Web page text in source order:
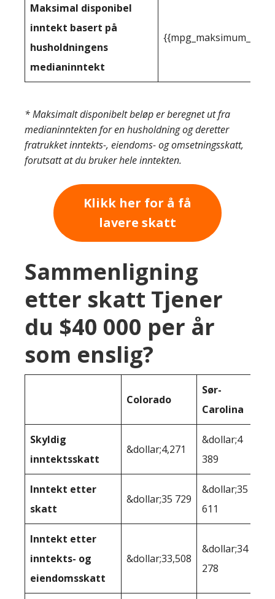
Maksimal disponibel
inntekt basert på
husholdningens
medianinntekt
* Maksimalt disponibelt beløp er beregnet ut fra
medianinntekten for en husholdning og deretter
fratrukket inntekts-, eiendoms- og omsetningsskatt,
forutsatt at du bruker hele inntekten.
Klikk her for å få
lavere skatt
Sammenligning
etter skatt Tjener
du $40 000 per år
som enslig?
Colorado
Sør-
Carolina
Skyldig
inntektsskatt
&dollar;4,271
&dollar;4
389
Inntekt etter
skatt
&dollar;35 729
&dollar;35
611
Inntekt etter
inntekts- og
eiendomsskatt
&dollar;33,508
&dollar;34
278